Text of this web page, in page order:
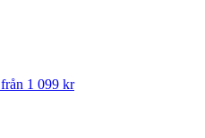
från 1 099 kr